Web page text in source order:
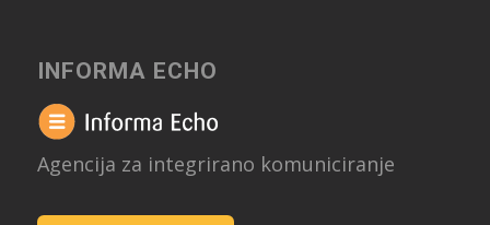
INFORMA ECHO
Agencija za integrirano komuniciranje